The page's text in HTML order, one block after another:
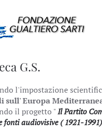
G.S.
l'impostazione
sull' Europa
il progetto "Il Partito
fonti audiovisive ( 1921-1991)